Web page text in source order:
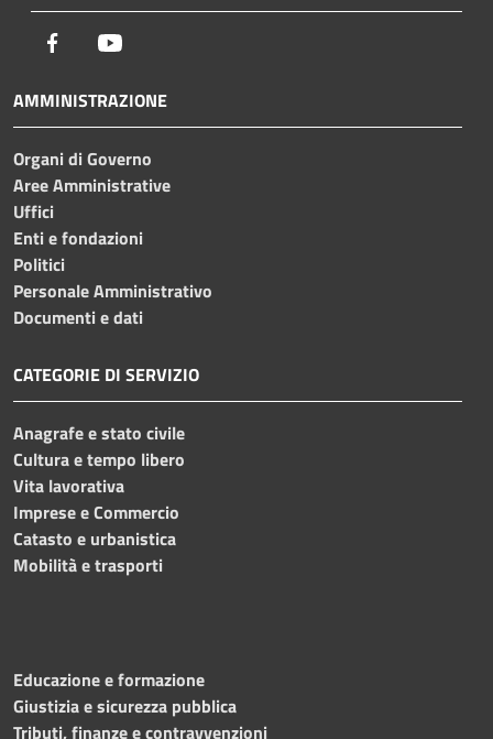
Facebook
AMMINISTRAZIONE
Organi di Governo
Aree Amministrative
Uffici
Enti e fondazioni
Politici
Personale Amministrativo
Documenti e dati
CATEGORIE DI SERVIZIO
Anagrafe e stato civile
Cultura e tempo libero
Vita lavorativa
Imprese e Commercio
Catasto e urbanistica
Mobilità e trasporti
Educazione e formazione
Giustizia e sicurezza pubblica
Tributi, finanze e contravvenzioni